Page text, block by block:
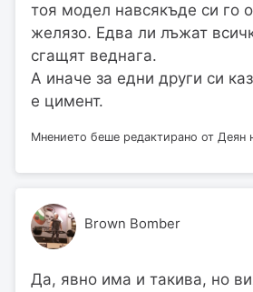
тоя модел навсякъде си го
желязо. Едва ли лъжат
сгащят веднага.
А иначе за едни други си
е цимент.
Мнението беше редактирано от Деян
Brown Bomber
Да, явно има и такива, но